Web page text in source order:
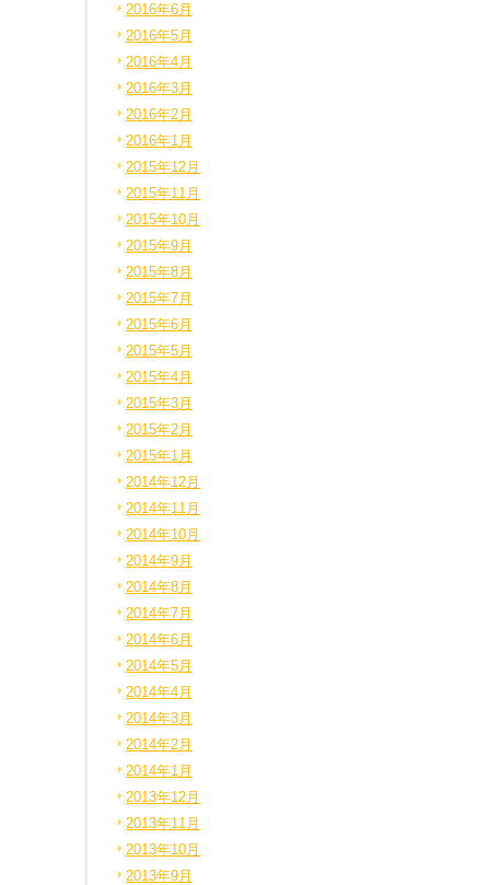
2016年6月
2016年5月
2016年4月
2016年3月
2016年2月
2016年1月
2015年12月
2015年11月
2015年10月
2015年9月
2015年8月
2015年7月
2015年6月
2015年5月
2015年4月
2015年3月
2015年2月
2015年1月
2014年12月
2014年11月
2014年10月
2014年9月
2014年8月
2014年7月
2014年6月
2014年5月
2014年4月
2014年3月
2014年2月
2014年1月
2013年12月
2013年11月
2013年10月
2013年9月